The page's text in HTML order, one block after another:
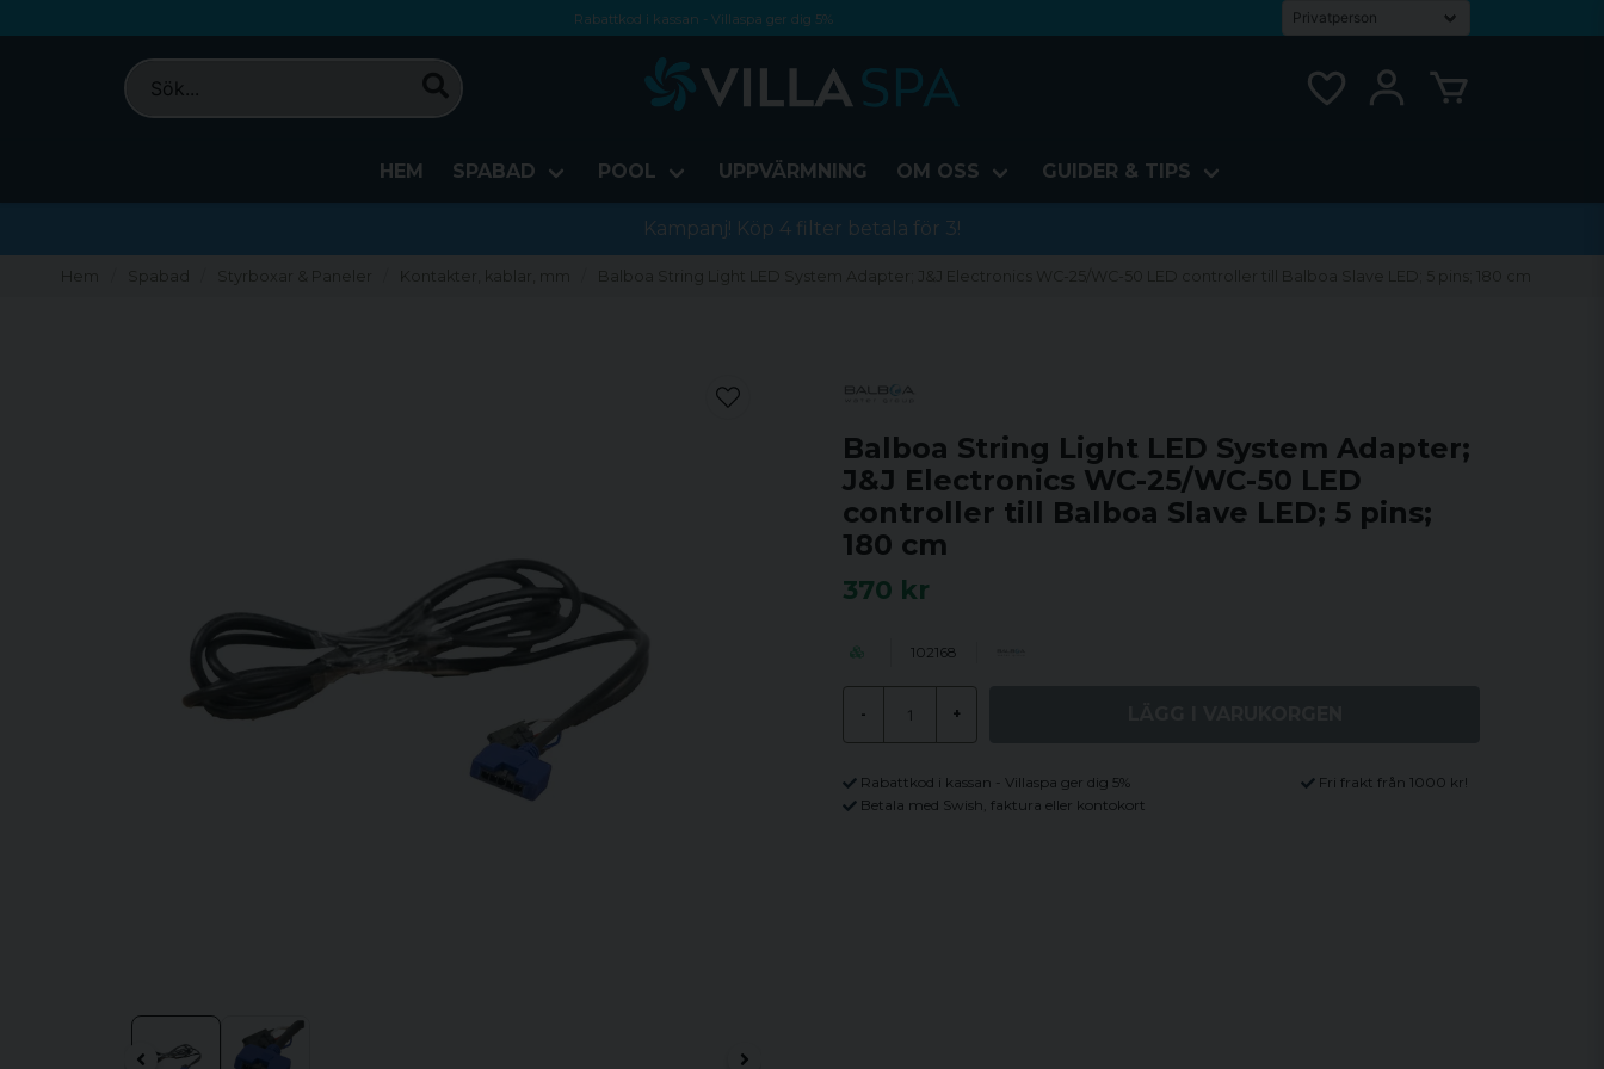
Rabattkod i kassan - Villaspa ger dig 5%
Fri frakt från 1000 kr!
Betala med Swish, faktura eller kontokort
HEM SPABAD POOL UPPVÄRMNING OM OSS GUIDER & TIPS
Kampanj! Köp 4 filter betala för 3!
Hem Spabad Styrboxar & Paneler Kontakter, kablar, mm Balboa String Light LED System Adapter; J&J Electronics WC-25/WC-50 LED controller till Balboa Slave LED; 5 pins; 180 cm
Balboa String Light LED System Adapter;
J&J Electronics WC-25/WC-50 LED
controller till Balboa Slave LED; 5 pins;
180 cm
370 kr
102168
- +
Rabattkod i kassan - Villaspa ger dig 5%
Fri frakt från 1000 kr!
Betala med Swish, faktura eller kontokort